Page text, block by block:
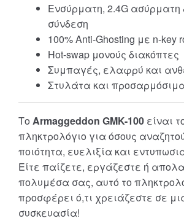
Ενσύρματη, 2.4G ασύρματη
σύνδεση
100% Anti-Ghosting με n-key
Hot-swap μονούς διακόπτες
Συμπαγές, ελαφρύ και
Στυλάτα και
Το Armaggeddon GMK-100 είναι
πληκτρολόγιο για όσους
ποιότητα, ευελιξία και
Είτε παίζετε, εργάζεστε ή
πολυμέσα σας, αυτό το
προσφέρει ό,τι χρειάζεστε σε
συσκευασία!